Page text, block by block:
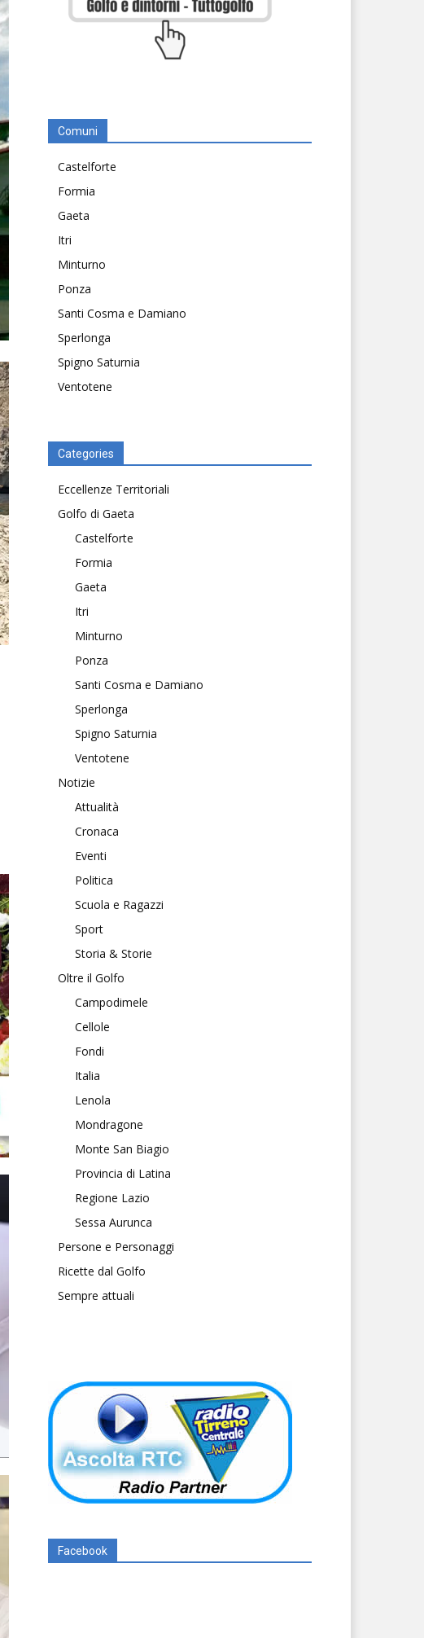
Comuni
Castelforte
Formia
Gaeta
Itri
Minturno
Ponza
Santi Cosma e Damiano
Sperlonga
Spigno Saturnia
Ventotene
Categories
Eccellenze Territoriali
Golfo di Gaeta
Castelforte
Formia
Gaeta
Itri
Minturno
Ponza
Santi Cosma e Damiano
Sperlonga
Spigno Saturnia
Ventotene
Notizie
Attualità
Cronaca
Eventi
Politica
Scuola e Ragazzi
Sport
Storia & Storie
Oltre il Golfo
Campodimele
Cellole
Fondi
Italia
Lenola
Mondragone
Monte San Biagio
Provincia di Latina
Regione Lazio
Sessa Aurunca
Persone e Personaggi
Ricette dal Golfo
Sempre attuali
Facebook